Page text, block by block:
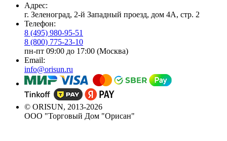
Адрес:
г. Зеленоград, 2-й Западный проезд, дом 4А, стр. 2
Телефон:
8 (495) 980-95-51
8 (800) 775-23-10
пн-пт 09:00 до 17:00 (Москва)
Email:
info@orisun.ru
© ORISUN, 2013-2026
ООО "Торговый Дом "Орисан"